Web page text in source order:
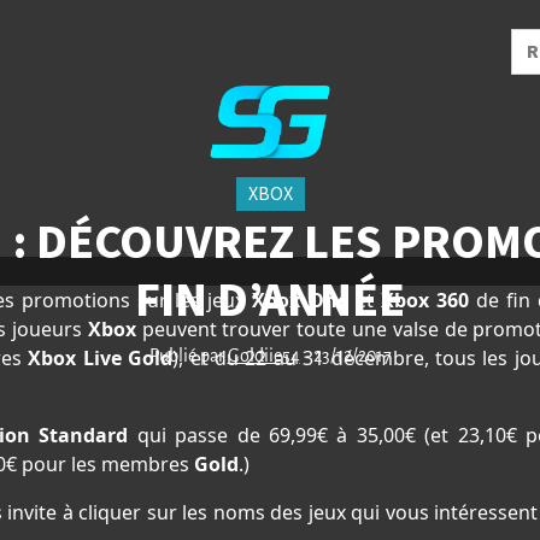
XBOX
DÉCOUVREZ LES
FIN D’ANNÉE
Publié parGoldiie54- 23/12/2017
promotions sur les jeuxXbox One et Xbox 360de fin
joueurs Xboxpeuvent trouver toute une valse de
Xbox Live Gold), et du 22 au 31 décembre, tous les
Standard qui passe de 69,99€ à 35,00€ (et 23,10€
pour les membres Gold.)
à cliquer sur les noms des jeux qui vous